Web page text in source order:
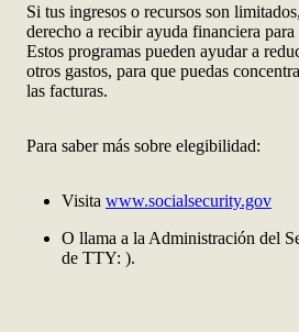
Si tus ingresos o recursos son
derecho a recibir ayuda financiera
Estos programas pueden ayudar a
otros gastos, para que puedas
las facturas.
Para saber más sobre elegibilidad:
Visita www.socialsecurity.gov
O llama a la Administración del
de TTY: ).